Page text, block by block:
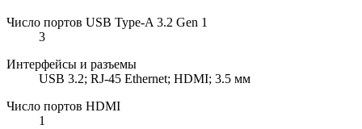
Число портов USB Type-A 3.2 Gen 1
3
Интерфейсы и разъемы
USB 3.2; RJ-45 Ethernet; HDMI; 3.5 мм
Число портов HDMI
1